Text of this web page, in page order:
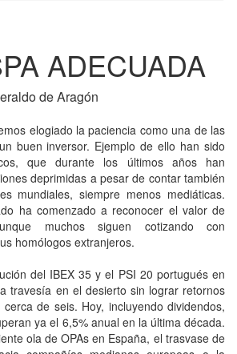
ADECUADA
de Aragón
elogiado la paciencia como una de las
buen inversor. Ejemplo de ello han sido
que durante los últimos años han
deprimidas a pesar de contar también
mundiales, siempre menos mediáticas.
ha comenzado a reconocer el valor de
muchos siguen cotizando con
homólogos extranjeros.
del IBEX 35 y el PSI 20 portugués en
travesía en el desierto sin lograr retornos
de seis. Hoy, incluyendo dividendos,
ya el 6,5% anual en la última década.
ola de OPAs en España, el trasvase de